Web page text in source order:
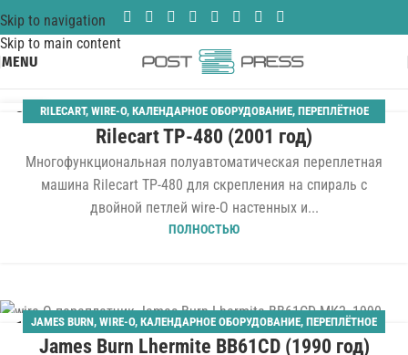
Skip to navigation
Skip to main content
MENU
25 RILECART, WIRE-O, КАЛЕНДАРНОЕ ОБОРУДОВАНИЕ, ПЕРЕПЛЁТНОЕ
ОБОРУДОВАНИЕ ,ПЕРЕПЛЕТЧИКИ
Rilecart TP-480 (2001 год)
Многофункциональная полуавтоматическая переплетная
машина Rilecart TP-480 для скрепления на спираль с
двойной петлей wire-O настенных и...
ПОЛНОСТЬЮ
18JAMES BURN, WIRE-O, КАЛЕНДАРНОЕ ОБОРУДОВАНИЕ, ПЕРЕПЛЁТНОЕ
ОБОРУДОВАНИЕ,ПЕРЕПЛЕТЧИКИ
James Burn Lhermite BB61CD (1990 год)